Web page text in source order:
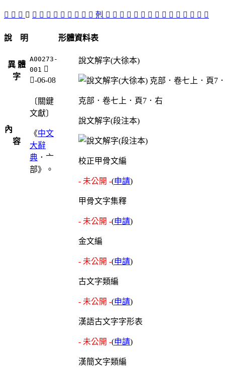
󰔰 󰔱 󰔼 𠅏 𠅔 󰔯 𠅡 𠑽 󰔶 󰔵 󰔾 󰔴 󰔷 剋 󰔳 𠧳 𠧹 󰔸 𠧻 󰔲 󰔿 󰔹 󰔽 𡱀 󰔮 𡱠 󰔻 𣳂 󰔺
說 明
異 體
字
A00273-
001 𠅏
亠-06-08
內
容
〔關鍵
文獻〕
《中文
大辭
典 ．亠
部》。
形體資料表
說文解字(大徐本)
克部．卷七上．頁7．右
說文解字(段注本)
校正甲骨文編
- 未公開 -(申請)
甲骨文字集釋
- 未公開 -(申請)
金文編
- 未公開 -(申請)
古文字類編
- 未公開 -(申請)
漢語古文字字形表
- 未公開 -(申請)
漢簡文字類編